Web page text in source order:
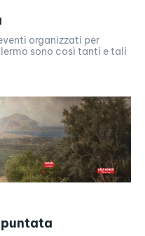
organizzati per
sono così tanti e tali
puntata